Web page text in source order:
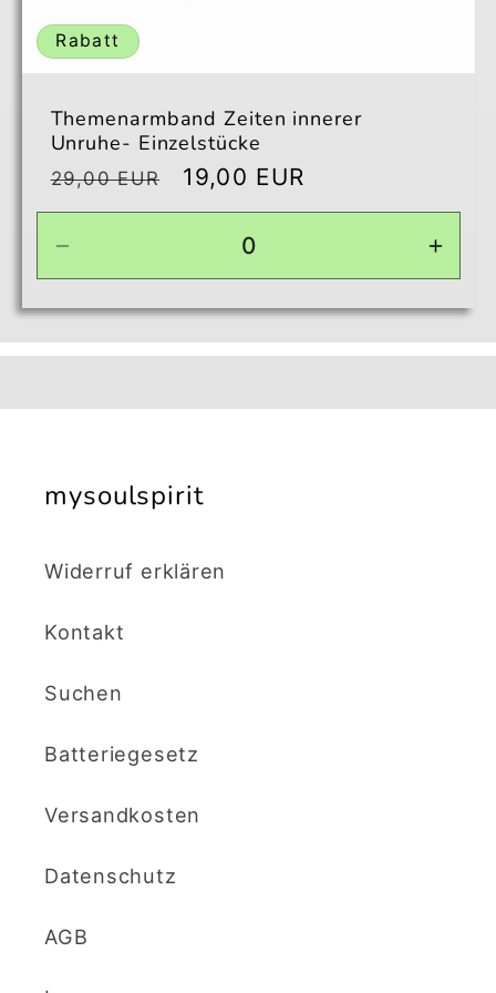
Rabatt
Themenarmband Zeiten innerer
Unruhe- Einzelstücke
Normaler
Preis
29,00 EUR Verkaufspreis
19,00 EUR
die
Menge
für
die
für
mysoulspirit
Widerruf erklären
Kontakt
Suchen
Batteriegesetz
Versandkosten
Datenschutz
AGB